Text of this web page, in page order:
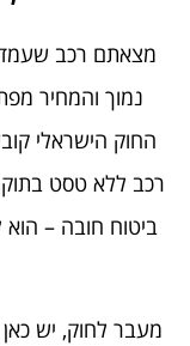
מצאתם רכב שעמד
נמוך והמחיר
החוק הישראלי
רכב ללא טסט
ביטוח חובה –
מעבר לחוק, יש